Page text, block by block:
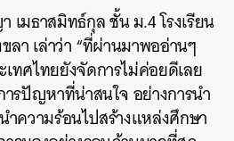
มธาสมิทธ์กุล ชั้น ม.4 โรงเรียน
ลา เล่าว่า “ที่ผ่านมาพออ่านๆ
ทศไทยยังจัดการไม่ค่อยดีเลย
ารปัญหาที่น่าสนใจ อย่างการนำ
ำความร้อนไปสร้างแหล่งศึกษา